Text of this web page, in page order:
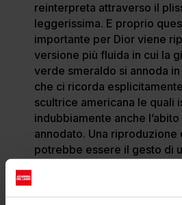
reinterpreta attraverso il
leggerissima. E proprio
importante per Dior viene
versione più fluida in cui la
verde smeraldo si annoda
che ci ricorda
scultrice americana le quali
indubbiamente anche
annodato. Una riproduzione
potrebbe essere il gesto di
di reti in tulle e tessuti
fra i volumi balloon di una